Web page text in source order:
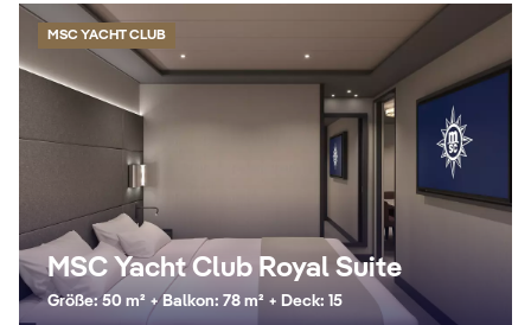
MSC YACHT CLUB
MSC Yacht Club Royal Suite
Größe: 50 m² + Balkon: 78 m² + Deck: 15